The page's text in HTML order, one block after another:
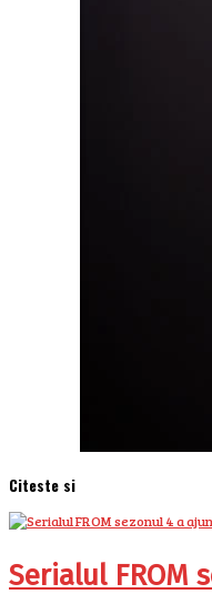
Citeste si
Serialul FROM